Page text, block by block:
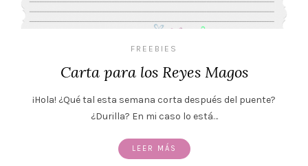
FREEBIES
Carta para los Reyes Magos
¡Hola! ¿Qué tal esta semana corta después del puente?
¿Durilla? En mi caso lo está…
LEER MÁS